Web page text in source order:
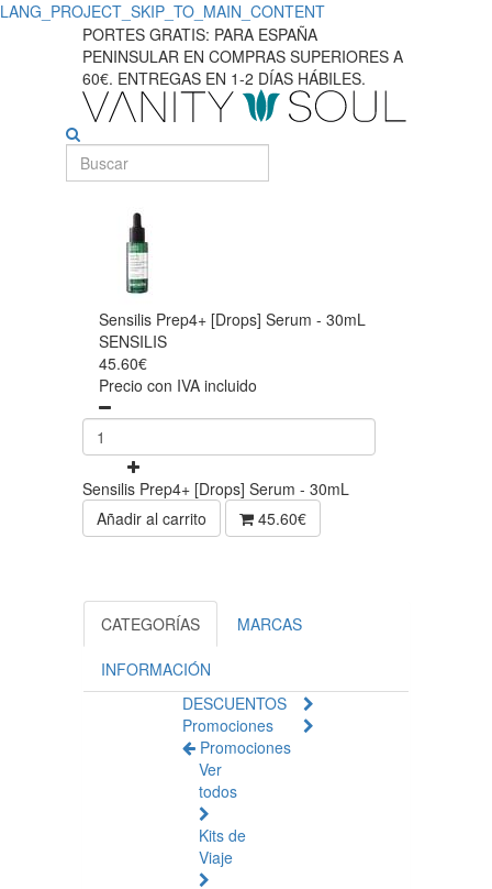
LANG_PROJECT_SKIP_TO_MAIN_CONTENT
PORTES GRATIS: PARA ESPAÑA
PENINSULAR EN COMPRAS SUPERIORES A
60€. ENTREGAS EN 1-2 DÍAS HÁBILES.
Sensilis Prep4+ [Drops] Serum - 30mL
SENSILIS
45.60€
Precio con IVA incluido
Sensilis Prep4+ [Drops] Serum - 30mL
Añadir al carrito
45.60€
CATEGORÍAS MARCAS
INFORMACIÓN
DESCUENTOS
Promociones
Promociones
Ver
todos
Kits de
Viaje